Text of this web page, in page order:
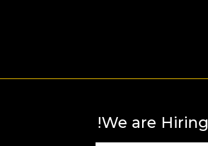
We are Hiring!